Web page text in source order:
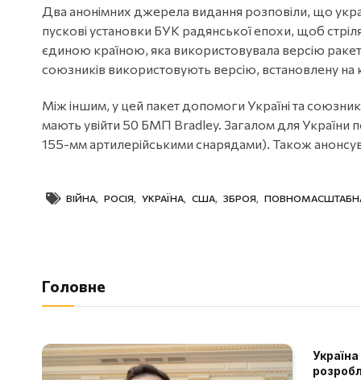
Два анонімних джерела видання розповіли, що
пускові установки БУК радянської епохи, щоб
єдиною країною, яка використовувала версію
союзників використовують версію, встановлену на
Між іншим, у цей пакет допомоги Україні та
мають увійти 50 БМП Bradley. Загалом для
155-мм артилерійськими снарядами). Також
ВІЙНА, РОСІЯ, УКРАЇНА, США, ЗБРОЯ,
Головне